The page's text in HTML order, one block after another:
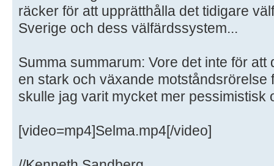
räcker för att upprätthålla det tidigare
Sverige och dess välfärdssystem...
Summa summarum: Vore det inte för
en stark och växande motståndsrörelse
skulle jag varit mycket mer pessimistisk
[video=mp4]Selma.mp4[/video]